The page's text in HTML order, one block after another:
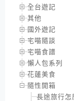
全台遊記
其他
國外遊記
宅喵隨談
宅喵食譜
懶人包系列
花蓮美食
隨性開箱
長途旅行